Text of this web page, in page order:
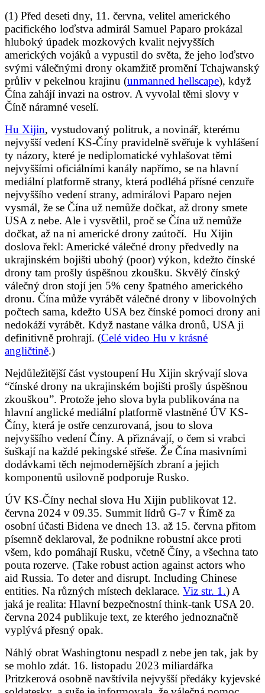
(1) Před deseti dny, 11. června, velitel amerického
pacifického loďstva admirál Samuel Paparo prokázal
hluboký úpadek mozkových kvalit nejvyšších
amerických vojáků a vypustil do světa, že jeho loďstvo
svými válečnými drony okamžitě promění Tchajwanský
průliv v pekelnou krajinu (unmanned hellscape), když
Čína zahájí invazi na ostrov. A vyvolal těmi slovy v
Číně náramné veselí.
Hu Xijin, vystudovaný politruk, a novinář, kterému
nejvyšší vedení KS-Číny pravidelně svěřuje k vyhlášení
ty názory, které je nediplomatické vyhlašovat těmi
nejvyššími oficiálními kanály napřímo, se na hlavní
mediální platformě strany, která podléhá přísné cenzuře
nejvyššího vedení strany, admirálovi Paparo nejen
vysmál, že se Čína už nemůže dočkat, až drony smete
USA z nebe. Ale i vysvětlil, proč se Čína už nemůže
dočkat, až na ni americké drony zaútočí. Hu Xijin
doslova řekl: Americké válečné drony předvedly na
ukrajinském bojišti ubohý (poor) výkon, kdežto čínské
drony tam prošly úspěšnou zkoušku. Skvělý čínský
válečný dron stojí jen 5% ceny špatného amerického
dronu. Čína může vyrábět válečné drony v libovolných
počtech sama, kdežto USA bez čínské pomoci drony ani
nedokáží vyrábět. Když nastane válka dronů, USA ji
definitivně prohrají. (Celé video Hu v krásné
angličtině.)
Nejdůležitější část vystoupení Hu Xijin skrývají slova
“čínské drony na ukrajinském bojišti prošly úspěšnou
zkouškou”. Protože jeho slova byla publikována na
hlavní anglické mediální platformě vlastněné ÚV KS-
Číny, která je ostře cenzurovaná, jsou to slova
nejvyššího vedení Číny. A přiznávají, o čem si vrabci
šuškají na každé pekingské střeše. Že Čína masivními
dodávkami těch nejmodernějších zbraní a jejich
komponentů usilovně podporuje Rusko.
ÚV KS-Číny nechal slova Hu Xijin publikovat 12.
června 2024 v 09.35. Summit lídrů G-7 v Římě za
osobní účasti Bidena ve dnech 13. až 15. června přitom
písemně deklaroval, že podnikne robustní akce proti
všem, kdo pomáhají Rusku, včetně Číny, a všechna tato
pouta rozerve. (Take robust action against actors who
aid Russia. To deter and disrupt. Including Chinese
entities. Na různých místech deklarace. Viz str. 1.) A
jaká je realita: Hlavní bezpečnostní think-tank USA 20.
června 2024 publikuje text, ze kterého jednoznačně
vyplývá přesný opak.
Náhlý obrat Washingtonu nespadl z nebe jen tak, jak by
se mohlo zdát. 16. listopadu 2023 miliardářka
Pritzkerová osobně navštívila nejvyšší předáky kyjevské